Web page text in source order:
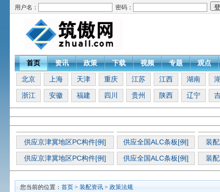
用户名： 密码：
首页 资讯 政策 下载 视频 专题 观点
北京 上海 天津 重庆 江苏 江西 湖南
浙江 安徽 福建 四川 贵州 陕西 辽宁
供应京津冀地区PC构件[例] 供应全国ALC条板[例] 装
供应京津冀地区PC构件[例] 供应全国ALC条板[例] 装
您当前的位置： 首页 > 装配资讯 > 政策法规